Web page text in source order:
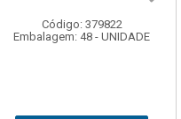
Código: 379822
Embalagem: 48 - UNIDADE